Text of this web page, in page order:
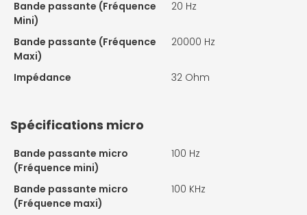
Bande passante (Fréquence
Mini)
20 Hz
Bande passante (Fréquence
Maxi)
20000 Hz
Impédance 32 Ohm
Spécifications micro
Bande passante micro
(Fréquence mini)
100 Hz
Bande passante micro
(Fréquence maxi)
100 KHz